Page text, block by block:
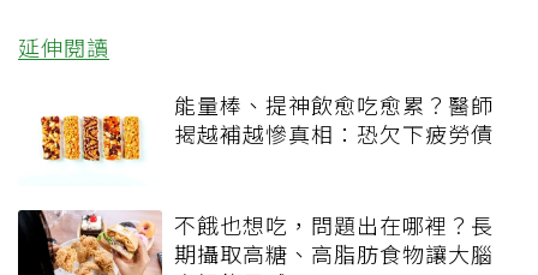
延伸閱讀
能量棒、提神飲愈吃愈累？醫師
揭越補越慘真相：恐欠下疲勞債
不餓也想吃，問題出在哪裡？長
期攝取高糖、高脂肪食物讓大腦